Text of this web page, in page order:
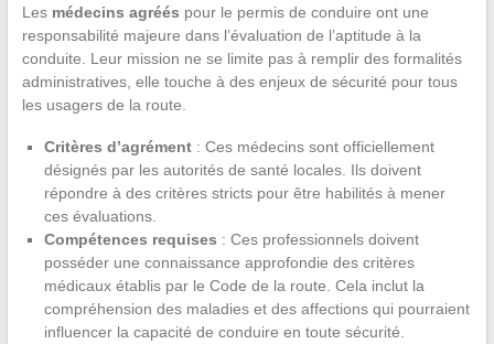
Les médecins agréés pour le permis de conduire ont une
responsabilité majeure dans l’évaluation de l’aptitude à la
conduite. Leur mission ne se limite pas à remplir des formalités
administratives, elle touche à des enjeux de sécurité pour tous
les usagers de la route.
Critères d’agrément: Ces médecins sont officiellement
désignés par les autorités de santé locales. Ils doivent
répondre à des critères stricts pour être habilités à mener
ces évaluations.
Compétences requises : Ces professionnels doivent
posséder une connaissance approfondie des critères
médicaux établis par le Code de la route. Cela inclut la
compréhension des maladies et des affections qui pourraient
influencer la capacité de conduire en toute sécurité.